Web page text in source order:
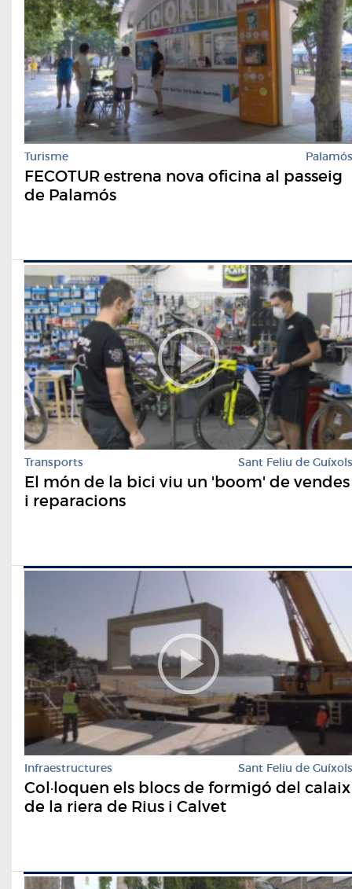
Turisme Palamós
FECOTUR estrena nova oficina al passeig
de Palamós
Transports Sant Feliu de Guíxols
El món de la bici viu un 'boom' de vendes
i reparacions
Infraestructures Sant Feliu de Guíxols
Col·loquen els blocs de formigó del calaix
de la riera de Rius i Calvet